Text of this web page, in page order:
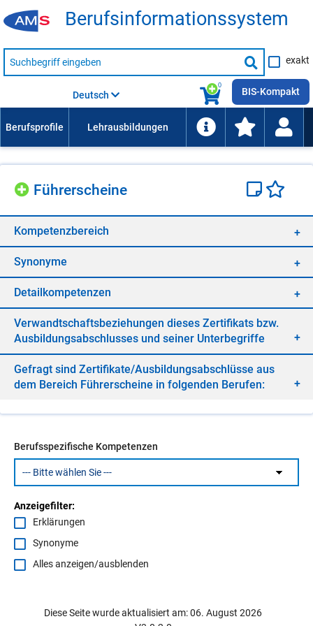
Be­rufs­in­for­ma­ti­ons­sys­tem
Suche
nach
Suche
starten
exakt
0
Deutsch BIS-Kompakt
Füh­rer­schei­ne
Kom­pe­tenz­be­reich
Syn­ony­me
De­tail­kom­pe­ten­zen
Ver­wandt­schafts­be­zie­hun­gen die­ses Zer­ti­fi­kats bzw.
Aus­bil­dungs­ab­schlus­ses und sei­ner Un­ter­be­grif­fe
Ge­fragt sind Zer­ti­fi­ka­te/​Aus­bil­dungs­ab­schlüs­se aus
dem Be­reich Füh­rer­schei­ne in fol­gen­den Be­ru­fen:
Berufsspezifische Kompetenzen
Anzeigefilter:
Erklärungen
Synonyme
Alles anzeigen/ausblenden
Diese Seite wurde aktualisiert am: 06. August 2026